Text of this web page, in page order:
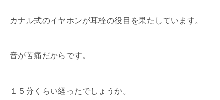
カナル式のイヤホンが耳栓の役目を果たしています。
音が苦痛だからです。
１５分くらい経ったでしょうか。